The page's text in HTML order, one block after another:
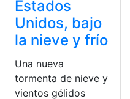
Estados
Unidos, bajo
la nieve y frío
Una nueva
tormenta de nieve y
vientos gélidos